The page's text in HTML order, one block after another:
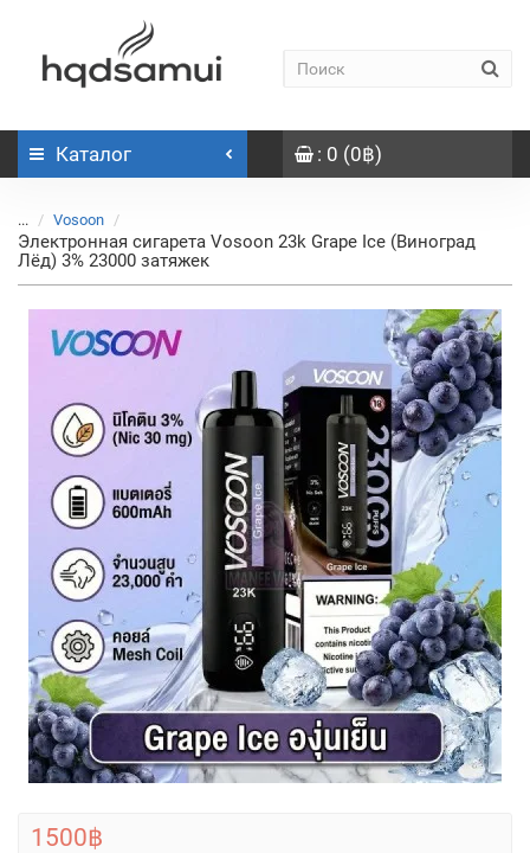
Каталог : 0 (0฿)
... Vosoon
Электронная сигарета Vosoon 23k Grape Ice (Виноград
Лёд) 3% 23000 затяжек
1500฿